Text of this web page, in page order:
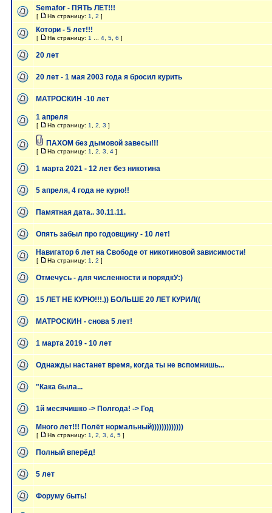
Semafor - ПЯТЬ ЛЕТ!!!
[ На страницу: 1 2 ]
Котори - 5 лет!!!
[ На страницу: 1 4 5 6 ]
20 лет
20 лет - 1 мая 2003 года я бросил курить
МАТРОСКИН -10 лет
1 апреля
[ На страницу: 1 2 3 ]
ПАХОМ без дымовой завесы!!!
[ На страницу: 1 2 3 4 ]
1 марта 2021 - 12 лет без никотина
5 апреля, 4 года не курю!!
Памятная дата.. 30.11.11.
Опять забыл про годовщину - 10 лет!
Навигатор 6 лет на Свободе от никотиновой зависимости!
[ На страницу: 1 2 ]
Отмечусь - для численности и порядкУ:)
15 ЛЕТ НЕ КУРЮ!!!.)) БОЛЬШЕ 20 ЛЕТ КУРИЛ((
МАТРОСКИН - снова 5 лет!
1 марта 2019 - 10 лет
Однажды настанет время, когда ты не вспомнишь...
"Кака была...
1й месячишко -> Полгода! -> Год
Много лет!!! Полёт нормальный)))))))))))))
[ На страницу: 1 2 3 4 5 ]
Полный вперёд!
5 лет
Форуму быть!